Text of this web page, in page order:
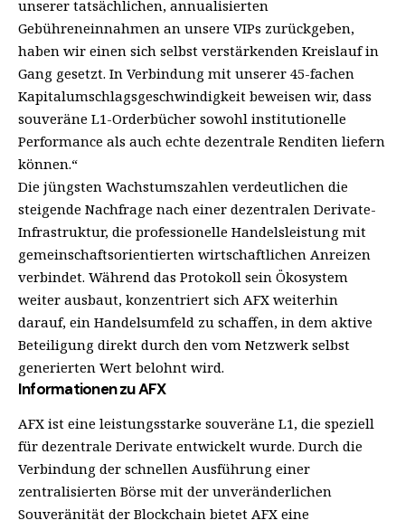
unserer tatsächlichen, annualisierten
Gebühreneinnahmen an unsere VIPs zurückgeben,
haben wir einen sich selbst verstärkenden Kreislauf in
Gang gesetzt. In Verbindung mit unserer 45-fachen
Kapitalumschlagsgeschwindigkeit beweisen wir, dass
souveräne L1-Orderbücher sowohl institutionelle
Performance als auch echte dezentrale Renditen liefern
können.“
Die jüngsten Wachstumszahlen verdeutlichen die
steigende Nachfrage nach einer dezentralen Derivate-
Infrastruktur, die professionelle Handelsleistung mit
gemeinschaftsorientierten wirtschaftlichen Anreizen
verbindet. Während das Protokoll sein Ökosystem
weiter ausbaut, konzentriert sich AFX weiterhin
darauf, ein Handelsumfeld zu schaffen, in dem aktive
Beteiligung direkt durch den vom Netzwerk selbst
generierten Wert belohnt wird.
Informationen zu AFX
AFX ist eine leistungsstarke souveräne L1, die speziell
für dezentrale Derivate entwickelt wurde. Durch die
Verbindung der schnellen Ausführung einer
zentralisierten Börse mit der unveränderlichen
Souveränität der Blockchain bietet AFX eine